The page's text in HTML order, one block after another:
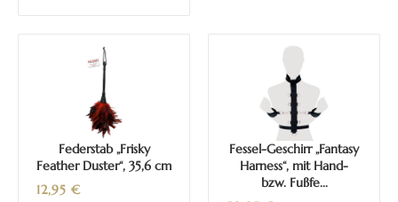
Federstab „Frisky
Feather Duster“, 35,6 cm
12,95 €
Fessel-Geschirr „Fantasy
Harness“, mit Hand-
bzw. Fußfe...